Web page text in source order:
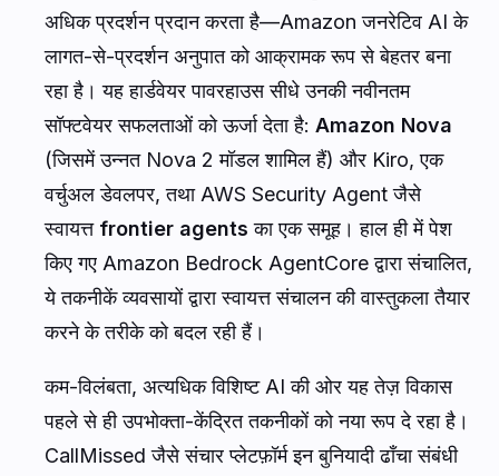
अधिक प्रदर्शन प्रदान करता है—Amazon जनरेटिव AI के
लागत-से-प्रदर्शन अनुपात को आक्रामक रूप से बेहतर बना
रहा है। यह हार्डवेयर पावरहाउस सीधे उनकी नवीनतम
सॉफ्टवेयर सफलताओं को ऊर्जा देता है: Amazon Nova
(जिसमें उन्नत Nova 2 मॉडल शामिल हैं) और Kiro, एक
वर्चुअल डेवलपर, तथा AWS Security Agent जैसे
स्वायत्त frontier agents का एक समूह। हाल ही में पेश
किए गए Amazon Bedrock AgentCore द्वारा संचालित,
ये तकनीकें व्यवसायों द्वारा स्वायत्त संचालन की वास्तुकला तैयार
करने के तरीके को बदल रही हैं।
कम-विलंबता, अत्यधिक विशिष्ट AI की ओर यह तेज़ विकास
पहले से ही उपभोक्ता-केंद्रित तकनीकों को नया रूप दे रहा है।
CallMissed जैसे संचार प्लेटफ़ॉर्म इन बुनियादी ढाँचा संबंधी